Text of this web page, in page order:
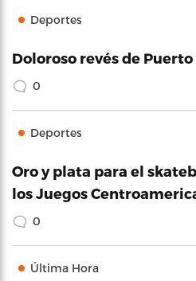
Deportes
Doloroso revés de
0
Deportes
Oro y plata para el
los Juegos
0
Última Hora